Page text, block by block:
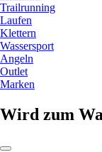
Trailrunning
Laufen
Klettern
Wassersport
Angeln
Outlet
Marken
Wird zum